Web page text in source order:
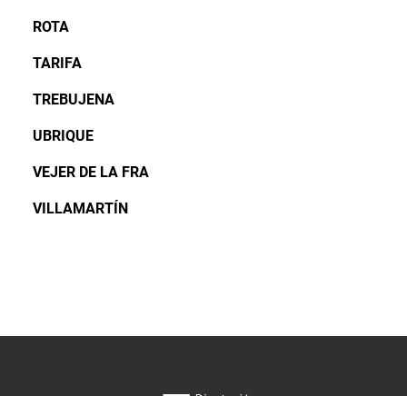
ROTA
TARIFA
TREBUJENA
UBRIQUE
VEJER DE LA FRA
VILLAMARTÍN